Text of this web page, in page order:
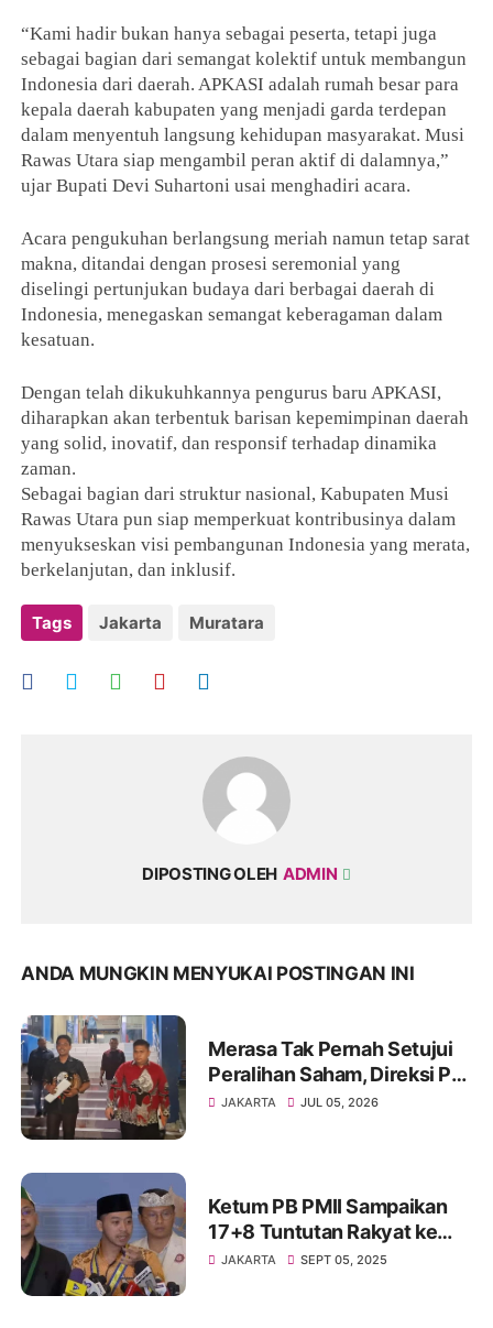
“Kami hadir bukan hanya sebagai peserta, tetapi juga
sebagai bagian dari semangat kolektif untuk membangun
Indonesia dari daerah. APKASI adalah rumah besar para
kepala daerah kabupaten yang menjadi garda terdepan
dalam menyentuh langsung kehidupan masyarakat. Musi
Rawas Utara siap mengambil peran aktif di dalamnya,”
ujar Bupati Devi Suhartoni usai menghadiri acara.
Acara pengukuhan berlangsung meriah namun tetap sarat
makna, ditandai dengan prosesi seremonial yang
diselingi pertunjukan budaya dari berbagai daerah di
Indonesia, menegaskan semangat keberagaman dalam
kesatuan.
Dengan telah dikukuhkannya pengurus baru APKASI,
diharapkan akan terbentuk barisan kepemimpinan daerah
yang solid, inovatif, dan responsif terhadap dinamika
zaman.
Sebagai bagian dari struktur nasional, Kabupaten Musi
Rawas Utara pun siap memperkuat kontribusinya dalam
menyukseskan visi pembangunan Indonesia yang merata,
berkelanjutan, dan inklusif.
Tags Jakarta Muratara
DIPOSTING OLEH ADMIN
ANDA MUNGKIN MENYUKAI POSTINGAN INI
Merasa Tak Pernah Setujui
Peralihan Saham, Direksi PT
BGAM Tempuh Jalur Hukum
JAKARTA JUL 05, 2026
Ketum PB PMII Sampaikan
17+8 Tuntutan Rakyat ke
Presiden Prabowo
JAKARTA SEPT 05, 2025